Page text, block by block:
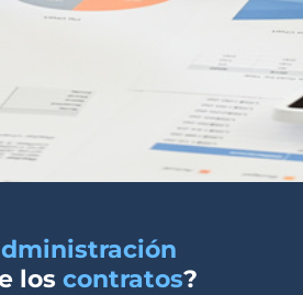
los contratos?